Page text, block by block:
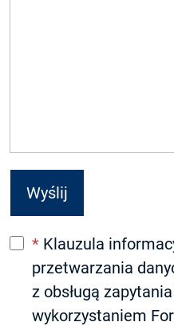
* Klauzula
przetwarzania
z obsługą
wykorzystaniem